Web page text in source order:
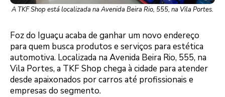
A TKF Shop está localizada na Avenida Beira Rio, 555, na Vila Portes.
Foz do Iguaçu acaba de ganhar um novo endereço
para quem busca produtos e serviços para estética
automotiva. Localizada na Avenida Beira Rio, 555, na
Vila Portes, a TKF Shop chega à cidade para atender
desde apaixonados por carros até profissionais e
empresas do segmento.